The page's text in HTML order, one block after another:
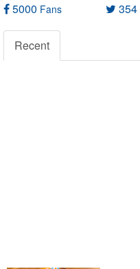
5000 Fans 354
Recent